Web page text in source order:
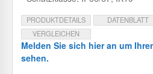
PRODUKTDETAILS
DATENBLATT
VERGLEICHEN
Melden Sie sich hier an um
sehen.